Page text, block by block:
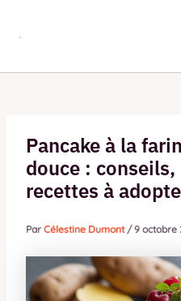
Pancake à la
douce :
recettes à
Par Célestine Dumont/9 octobre